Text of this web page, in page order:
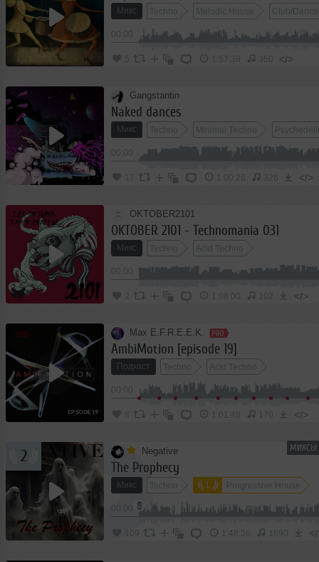
Микс Techno Melodic House Club/Dance
5 1:57:38 350 </>
Gangstantin
Naked dances
Микс Techno Minimal Techno
17 1:00:26 326 </>
OKTOBER2101
OKTOBER 2101 - Technomania 031
Микс Techno Acid Techno
2 102 </>
Max E.F.R.E.E.K.
AmbiMotion [episode 19]
Подкаст Techno Acid Techno
170 </>
МИКСЫ
2 Negative
The Prophecy
Микс Techno 1 Progressive House
Club/Dance
109 1:48:36 1690